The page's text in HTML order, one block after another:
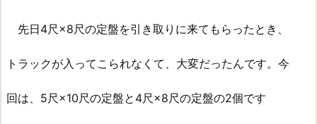
先日4尺×8尺の定盤を引き取りに来てもらったとき、
トラックが入ってこられなくて、大変だったんです。今
回は、5尺×10尺の定盤と4尺×8尺の定盤の2個です